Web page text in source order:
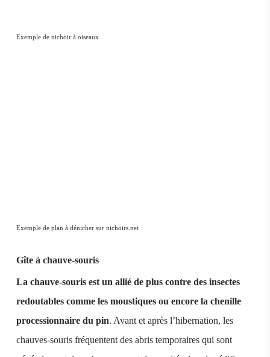
Exemple de nichoir à oiseaux
Exemple de plan à dénicher sur nichoirs.net
Gîte à chauve-souris
La chauve-souris est un allié de plus contre des insectes
redoutables comme les moustiques ou encore la chenille
processionnaire du pin. Avant et après l’hibernation, les
chauves-souris fréquentent des abris temporaires qui sont